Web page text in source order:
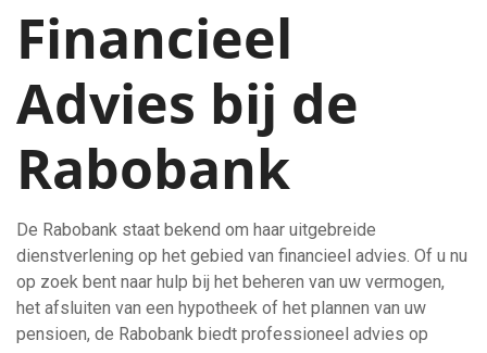
Financieel
Advies bij de
Rabobank
De Rabobank staat bekend om haar uitgebreide
dienstverlening op het gebied van financieel advies. Of u nu
op zoek bent naar hulp bij het beheren van uw vermogen,
het afsluiten van een hypotheek of het plannen van uw
pensioen, de Rabobank biedt professioneel advies op